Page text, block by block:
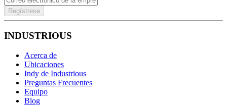
Regístrese
INDUSTRIOUS
Acerca de
Ubicaciones
Indy de Industrious
Preguntas Frecuentes
Equipo
Blog